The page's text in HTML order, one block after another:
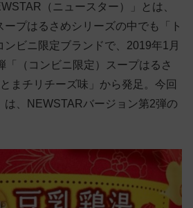
（ニュースター）」とは、
プはるさめシリーズの中でも「ト
ンビニ限定ブランドで、2019年1月
「（コンビニ限定）スープはるさ
まチリチーズ味」から発足。今回
は、NEWSTARバージョン第2弾の